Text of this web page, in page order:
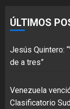
ÚLTIMOS
Jesús Quintero:
de a tres”
Venezuela
Clasificatorio